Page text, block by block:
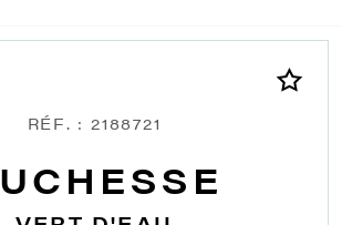
RÉF. : 2188721